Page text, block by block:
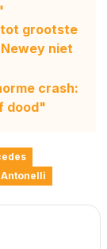
tot grootste
niet
crash:
dood"